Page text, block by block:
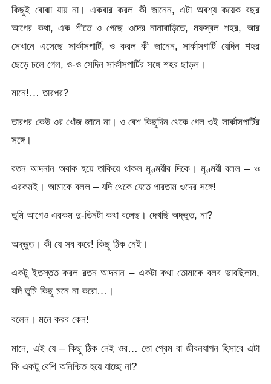
কিছুই বোঝা যায় না। একবার করল কী জানেন, এটা অবশ্য কয়েক বছর
আগের কথা, এক শীতে ও গেছে ওদের নানাবাড়িতে, মফস্বল শহর, আর
সেখানে এসেছে সার্কাসপার্টি, ও করল কী জানেন, সার্কাসপার্টি যেদিন শহর
ছেড়ে চলে গেল, ও-ও সেদিন সার্কাসপার্টির সঙ্গে শহর ছাড়ল।
মানে!… তারপর?
তারপর কেউ ওর খোঁজ জানে না। ও বেশ কিছুদিন থেকে গেল ওই সার্কাসপার্টির
সঙ্গে।
রতন আদনান অবাক হয়ে তাকিয়ে থাকল মৃণ্ময়ীর দিকে। মৃণ্ময়ী বলল – ও
এরকমই। আমাকে বলল – যদি থেকে যেতে পারতাম ওদের সঙ্গে!
তুমি আগেও এরকম দু-তিনটা কথা বলেছ। দেখছি অদ্ভুত, না?
অদ্ভুত। কী যে সব করে! কিছু ঠিক নেই।
একটু ইতস্তত করল রতন আদনান – একটা কথা তোমাকে বলব ভাবছিলাম,
যদি তুমি কিছু মনে না করো…।
বলেন। মনে করব কেন!
মানে, এই যে – কিছু ঠিক নেই ওর… তো প্রেম বা জীবনযাপন হিসাবে এটা
কি একটু বেশি অনিশ্চিত হয়ে যাচ্ছে না?